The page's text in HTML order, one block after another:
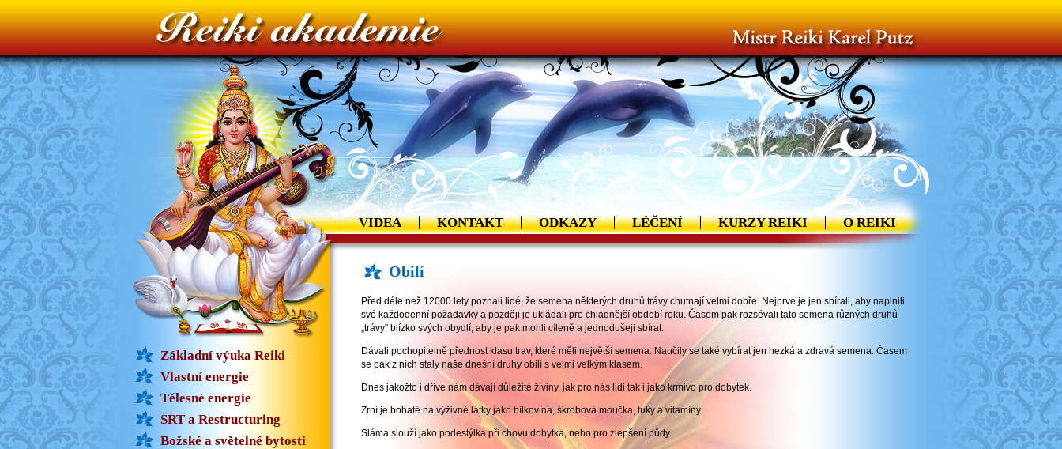
O REIKI
KURZY REIKI
LÉČENÍ
ODKAZY
KONTAKT
VIDEA
Obilí
Před déle než 12000 lety poznali lidé, že semena některých druhů trávy chutnají velmi dobře. Nejprve je jen sbírali, aby naplnili
své každodenní požadavky a později je ukládali pro chladnější období roku. Časem pak rozsévali tato semena různých druhů
„trávy" blízko svých obydlí, aby je pak mohli cíleně a jednodušeji sbírat.
Dávali pochopitelně přednost klasu trav, které měli největší semena. Naučily se také vybírat jen hezká a zdravá semena. Časem
se pak z nich staly naše dnešní druhy obilí s velmi velkým klasem.
Dnes jakožto i dříve nám dávají důležité živiny, jak pro nás lidi tak i jako krmivo pro dobytek.
Zrní je bohaté na výživné látky jako bílkovina, škrobová moučka, tuky a vitamíny.
Sláma slouží jako podestýlka při chovu dobytka, nebo pro zlepšení půdy.
Základní výuka Reiki
Vlastní energie
Tělesné energie
SRT a Restructuring
Božské a světelné bytosti